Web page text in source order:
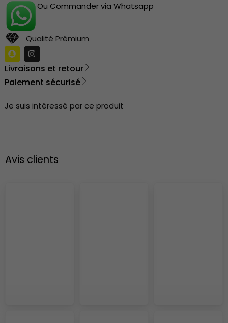
Ou Commander via Whatsapp
Qualité Prémium
Livraisons et retour
Paiement sécurisé
Je suis intéressé par ce produit
Avis clients